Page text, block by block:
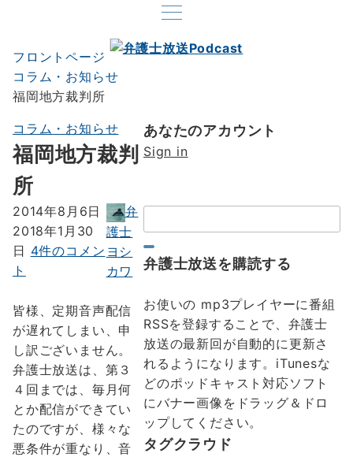
フロントページ
コラム・お知らせ
福岡地方裁判所
コラム・お知らせ
福岡地方裁判
所
2014年8月6日
2018年1月30
日 福
方
裁
判
所
福
方
裁
判
所
へ
の
4件のコメン
ト
弁
護士
ヨシ
カワ
皆様、定期音声配信
が遅れてしまい、申
し訳ございません。
弁護士放送は、第３
４回までは、毎月何
とか配信ができてい
たのですが、様々な
悪条件が重なり、音
あなたのアカウント
Sign in
索：
弁護士放送を購読する
お使いの mp3プレイヤーに番組
RSSを登録することで、弁護士
放送の最新回が自動的に更新さ
れるようになります。iTunesな
どのポッドキャスト対応ソフト
にバナー画像をドラッグ＆ドロ
ップしてください。
タグクラウド